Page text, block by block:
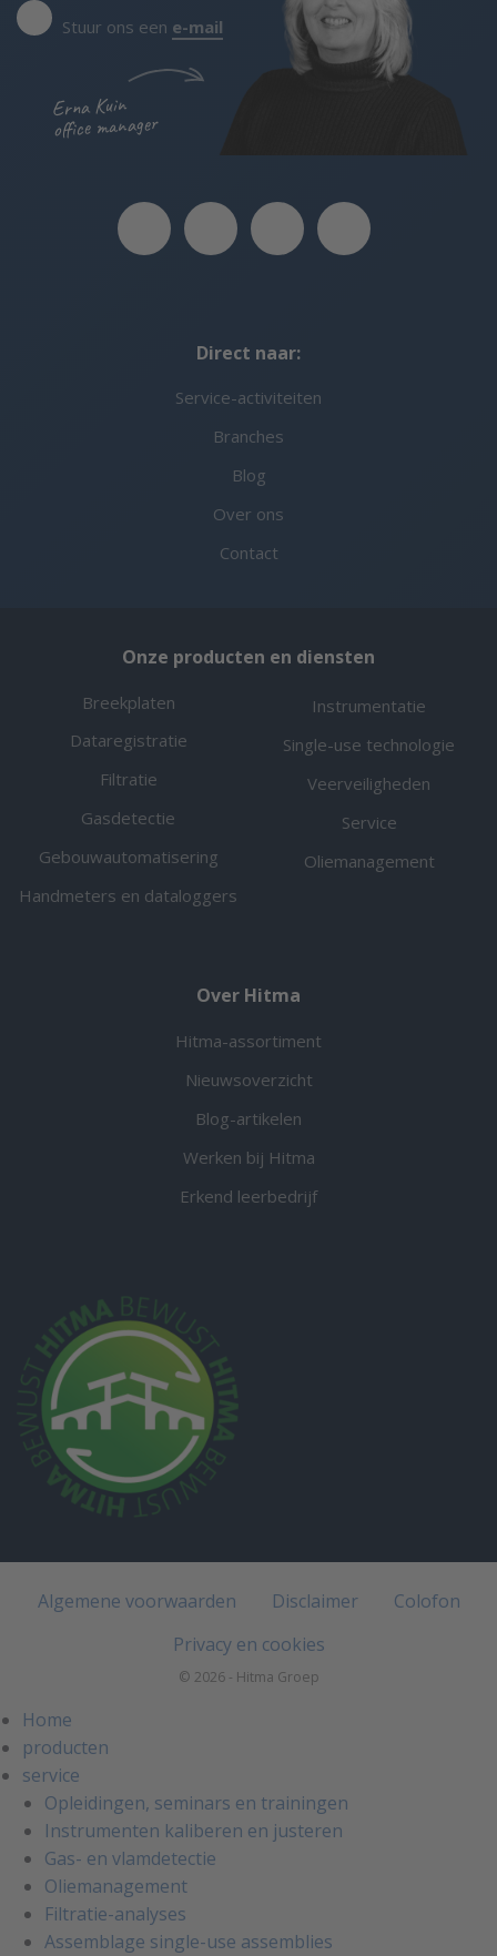
Erna Kuin
office manager
Stuur ons een e-mail
Direct naar:
Service-activiteiten
Branches
Blog
Over ons
Contact
Onze producten en diensten
Breekplaten
Dataregistratie
Filtratie
Gasdetectie
Gebouwautomatisering
Handmeters en dataloggers
Instrumentatie
Single-use technologie
Veerveiligheden
Service
Oliemanagement
Over Hitma
Hitma-assortiment
Nieuwsoverzicht
Blog-artikelen
Werken bij Hitma
Erkend leerbedrijf
Algemene voorwaarden Disclaimer
Colofon
Privacy en cookies
© 2026 - Hitma Groep
Home
producten
service
Opleidingen, seminars en trainingen
Instrumenten kaliberen en justeren
Gas- en vlamdetectie
Oliemanagement
Filtratie-analyses
Assemblage single-use assemblies